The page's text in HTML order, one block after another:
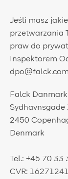
Jeśli masz
przetwarzania
praw do
Inspektorem
Falck
Sydhavnsgade
2450
Denmark
Tel.: +45 70 33
CVR: 16271241